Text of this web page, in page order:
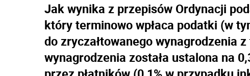
Jak wynika z przepisów Ordynacji
który terminowo wpłaca podatki (w
do zryczałtowanego wynagrodzenia
wynagrodzenia została ustalona na